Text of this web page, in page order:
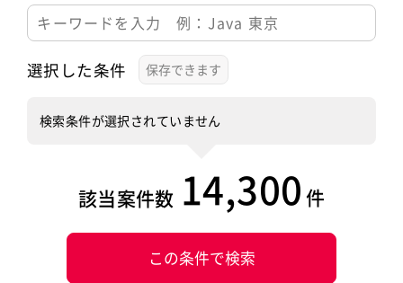
選択した条件
検索条件が選択されていません
該当案件数 14,300 件
この条件で検索